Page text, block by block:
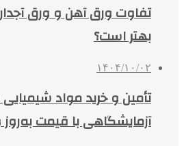
تفاوت ورق آهن و ورق
بهتر است؟
۱۴۰۴/۱۰/۰۲
تأمین و خرید مواد
آزمایشگاهی با قیمت